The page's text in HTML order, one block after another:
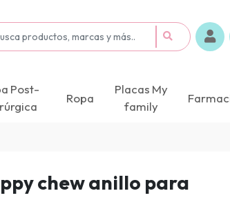
Post-
Ropa
Placas My
family
chew anillo para